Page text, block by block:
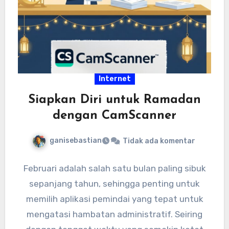
Internet
Siapkan Diri untuk Ramadan
dengan CamScanner
ganisebastian Tidak ada komentar
Februari adalah salah satu bulan paling sibuk
sepanjang tahun, sehingga penting untuk
memilih aplikasi pemindai yang tepat untuk
mengatasi hambatan administratif. Seiring